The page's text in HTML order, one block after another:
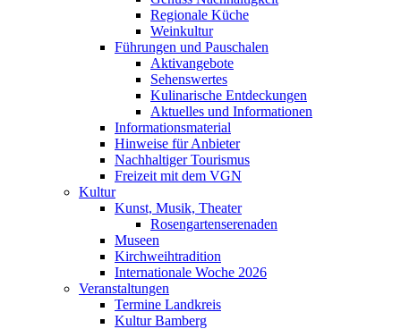
Regionale Küche
Weinkultur
Führungen und Pauschalen
Aktivangebote
Sehenswertes
Kulinarische Entdeckungen
Aktuelles und Informationen
Informationsmaterial
Hinweise für Anbieter
Nachhaltiger Tourismus
Freizeit mit dem VGN
Kultur
Kunst, Musik, Theater
Rosengartenserenaden
Museen
Kirchweihtradition
Internationale Woche 2026
Veranstaltungen
Termine Landkreis
Kultur Bamberg